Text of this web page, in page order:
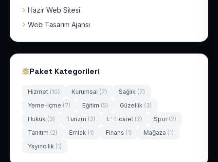
Hazır Web Sitesi
Web Tasarım Ajansı
Paket Kategorileri
Hizmet (10) Kurumsal (7) Sağlık (7)
Yeme-İçme (7) Eğitim (5) Güzellik (3)
Hukuk (3) Turizm (3) E-Ticaret (2) Spor (2)
Tanıtım (2) Emlak (1) Finans (1) Mağaza (1)
Yayıncılık (1)